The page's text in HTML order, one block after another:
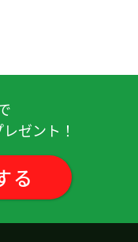
？下次课也很期
待。下次见
。( 40代 男性 )
ゼント！
る